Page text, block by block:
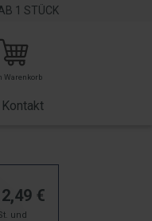
1 STÜCK
Warenkorb
Kontakt
2,49€
und